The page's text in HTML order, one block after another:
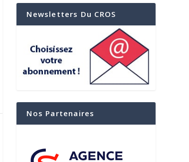
Newsletters Du CROS
Nos Partenaires